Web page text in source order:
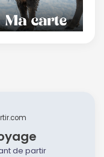
de partir